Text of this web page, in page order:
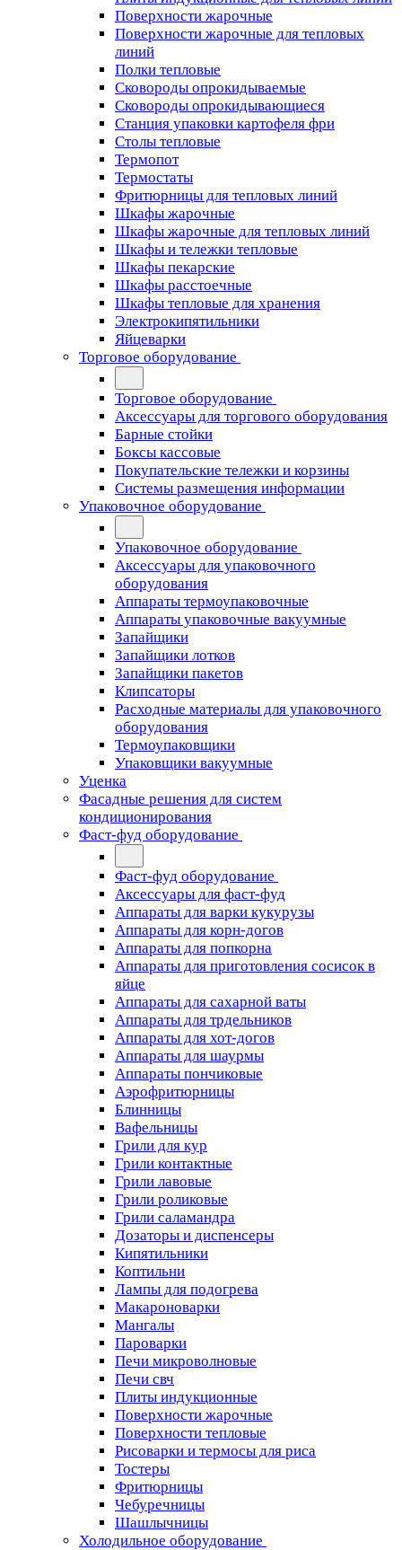
Поверхности жарочные
Поверхности жарочные для тепловых
линий
Полки тепловые
Сковороды опрокидываемые
Сковороды опрокидывающиеся
Станция упаковки картофеля фри
Столы тепловые
Термопот
Термостаты
Фритюрницы для тепловых линий
Шкафы жарочные
Шкафы жарочные для тепловых линий
Шкафы и тележки тепловые
Шкафы пекарские
Шкафы расстоечные
Шкафы тепловые для хранения
Электрокипятильники
Яйцеварки
Торговое оборудование
Торговое оборудование
Аксессуары для торгового оборудования
Барные стойки
Боксы кассовые
Покупательские тележки и корзины
Системы размещения информации
Упаковочное оборудование
Упаковочное оборудование
Аксессуары для упаковочного
оборудования
Аппараты термоупаковочные
Аппараты упаковочные вакуумные
Запайщики
Запайщики лотков
Запайщики пакетов
Клипсаторы
Расходные материалы для упаковочного
оборудования
Термоупаковщики
Упаковщики вакуумные
Уценка
Фасадные решения для систем
кондиционирования
Фаст-фуд оборудование
Фаст-фуд оборудование
Аксессуары для фаст-фуд
Аппараты для варки кукурузы
Аппараты для корн-догов
Аппараты для попкорна
Аппараты для приготовления сосисок в
яйце
Аппараты для сахарной ваты
Аппараты для трдельников
Аппараты для хот-догов
Аппараты для шаурмы
Аппараты пончиковые
Аэрофритюрницы
Блинницы
Вафельницы
Грили для кур
Грили контактные
Грили лавовые
Грили роликовые
Грили саламандра
Дозаторы и диспенсеры
Кипятильники
Коптильни
Лампы для подогрева
Макароноварки
Мангалы
Пароварки
Печи микроволновые
Печи свч
Плиты индукционные
Поверхности жарочные
Поверхности тепловые
Рисоварки и термосы для риса
Тостеры
Фритюрницы
Чебуречницы
Шашлычницы
Холодильное оборудование